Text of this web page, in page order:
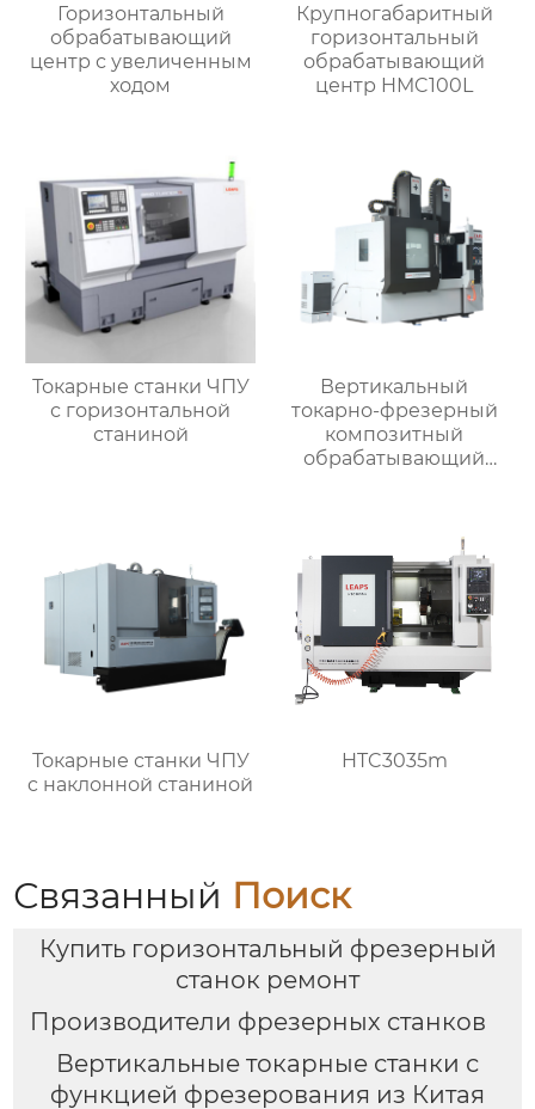
Горизонтальный
обрабатывающий
центр с увеличенным
ходом
Крупногабаритный
горизонтальный
обрабатывающий
центр HMC100L
Токарные станки ЧПУ
с горизонтальной
станиной
Вертикальный
токарно-фрезерный
композитный
обрабатывающий
Токарные станки ЧПУ
c наклонной станиной
HTC3035m
Связанный Поиск
Купить горизонтальный фрезерный
станок ремонт
Производители фрезерных станков
Вертикальные токарные станки с
функцией фрезерования из Китая